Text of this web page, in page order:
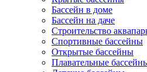
Бассейн в доме
Бассейн на даче
Строительство
Спортивные бассейны
Открытые бассейны
Плавательные